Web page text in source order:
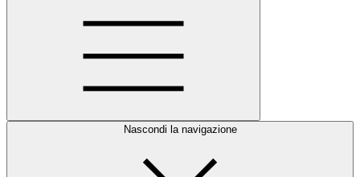
Nascondi la navigazione